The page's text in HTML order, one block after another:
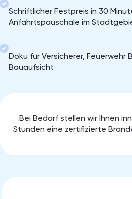
Schriftlicher Festpreis in 30
Anfahrtspauschale im
Doku für Versicherer, Feuerwehr
Bauaufsicht
Bei Bedarf stellen wir Ihnen
Stunden eine zertifizierte